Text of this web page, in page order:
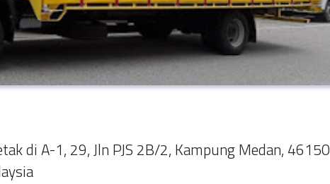
di A-1, 29, Jln PJS 2B/2, Kampung Medan, 46150